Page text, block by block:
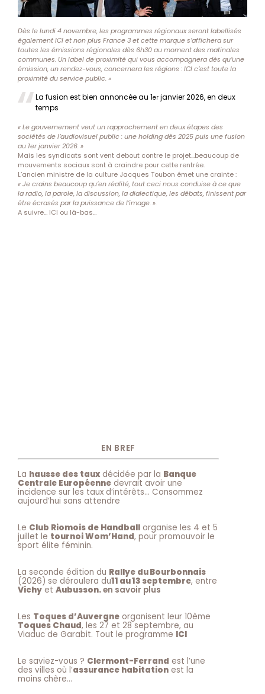
Dès le lundi 4 novembre, les programmes régionaux seront labellisés
également ICI et non plus France 3 et cette marque s’affichera sur
toutes les émissions régionales dès 6h30 au moment des matinales
communes. Un label de proximité qui vous accompagnera dès qu’une
émission, un rendez-vous, concernera les régions : ICI c’est toute la
proximité du service public. »
La fusion est bien annoncée au 1er janvier 2026, en deux
temps
« Le gouvernement veut un rapprochement en deux étapes des
sociétés de l’audiovisuel public : une holding dès 2025 puis une fusion
au 1er janvier 2026. »
Mais les syndicats sont vent debout contre le projet…beaucoup de
mouvements sociaux sont à craindre pour cette rentrée.
L’ancien ministre de la culture Jacques Toubon émet une crainte :
« Je crains beaucoup qu’en réalité, tout ceci nous conduise à ce que
la radio, la parole, la discussion, la dialectique, les débats, finissent par
être écrasés par la puissance de l’image. ».
A suivre… ICI ou là-bas…
EN BREF
La hausse des taux décidée par la Banque
Centrale Européenne devrait avoir une
incidence sur les taux d’intérêts… Consommez
aujourd’hui sans attendre
Le Club Riomois de Handball organise les 4 et 5
juillet le tournoi Wom’Hand, pour promouvoir le
sport élite féminin.
La seconde édition du Rallye du Bourbonnais
(2026) se déroulera du11 au 13 septembre, entre
Vichy et Aubusson.en savoir plus
Les Toques d’Auvergne organisent leur 10ème
Toques Chaud, les 27 et 28 septembre, au
Viaduc de Garabit. Tout le programme ICI
Le saviez-vous ? Clermont-Ferrand est l’une
des villes où l’assurance habitation est la
moins chère…